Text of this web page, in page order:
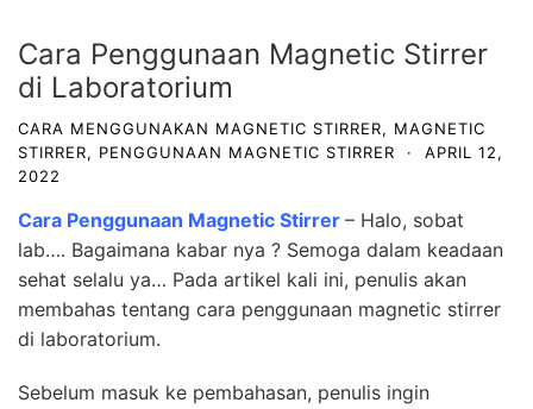
Cara Penggunaan Magnetic Stirrer
di Laboratorium
CARA MENGGUNAKAN MAGNETIC STIRRER, MAGNETIC
STIRRER, PENGGUNAAN MAGNETIC STIRRER ·
APRIL 12,
2022
Cara Penggunaan Magnetic Stirrer – Halo, sobat
lab…. Bagaimana kabar nya ? Semoga dalam keadaan
sehat selalu ya… Pada artikel kali ini, penulis akan
membahas tentang cara penggunaan magnetic stirrer
di laboratorium.
Sebelum masuk ke pembahasan, penulis ingin